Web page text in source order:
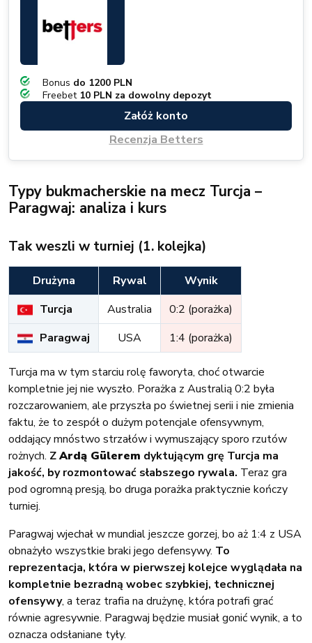
Bonus do 1200 PLN
Freebet 10 PLN za dowolny depozyt
Załóż konto
Recenzja Betters
Typy bukmacherskie na mecz Turcja –
Paragwaj: analiza i kurs
Tak weszli w turniej (1. kolejka)
Drużyna Rywal
Wynik
Turcja
Australia
0:2 (porażka)
Paragwaj
USA 1:4 (porażka)
Turcja ma w tym starciu rolę faworyta, choć otwarcie
kompletnie jej nie wyszło. Porażka z Australią 0:2 była
rozczarowaniem, ale przyszła po świetnej serii i nie zmienia
faktu, że to zespół o dużym potencjale ofensywnym,
oddający mnóstwo strzałów i wymuszający sporo rzutów
rożnych. ZArdą Gülerem dyktującym grę Turcja ma
jakość, by rozmontować słabszego rywala. Teraz gra
pod ogromną presją, bo druga porażka praktycznie kończy
turniej.
Paragwaj wjechał w mundial jeszcze gorzej, bo aż 1:4 z USA
obnażyło wszystkie braki jego defensywy. To
reprezentacja, która w pierwszej kolejce wyglądała na
kompletnie bezradną wobec szybkiej, technicznej
ofensywy, a teraz trafia na drużynę, która potrafi grać
równie agresywnie. Paragwaj będzie musiał gonić wynik, a to
oznacza odsłaniane tyły.